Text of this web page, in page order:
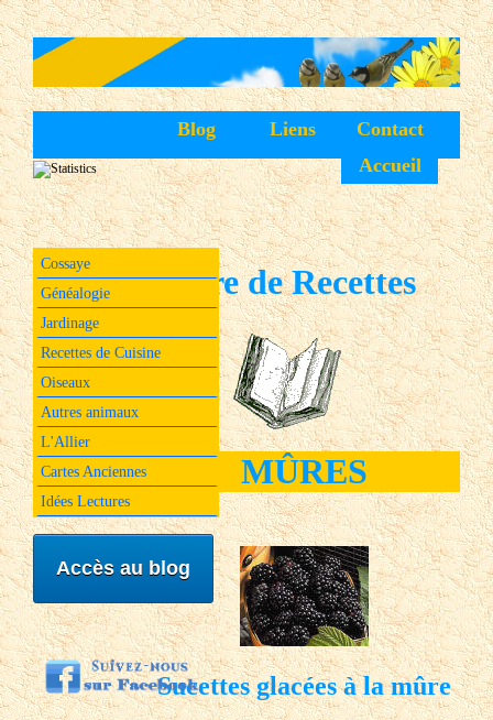
Contact
Liens
Blog
Accueil
Cossaye
Généalogie
Jardinage
Recettes de Cuisine
Oiseaux
Autres animaux
L'Allier
Cartes Anciennes
Idées Lectures
Accès au blog
Livre de Recettes
MÛRES
Sucettes glacées à la mûre